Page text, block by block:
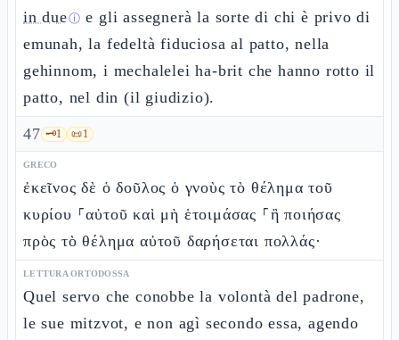
in dueⓘ e gli assegnerà la sorte di chi è privo di
emunah, la fedeltà fiduciosa al patto, nella
gehinnom, i mechalelei ha-brit che hanno rotto il
patto, nel din (il giudizio).
47 🗝️1 📜1
GRECO
ἐκεῖνος δὲ ὁ δοῦλος ὁ γνοὺς τὸ θέλημα τοῦ
κυρίου ⸀αὐτοῦ καὶ μὴ ἑτοιμάσας ⸀ἢ ποιήσας
πρὸς τὸ θέλημα αὐτοῦ δαρήσεται πολλάς·
LETTURA ORTODOSSA
Quel servo che conobbe la volontà del padrone,
le sue mitzvot, e non agì secondo essa, agendo